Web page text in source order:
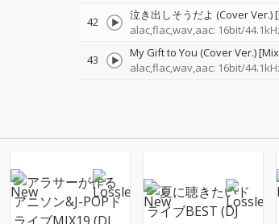
42 泣き出しそうだよ (Cover Ver.)
alac,flac,wav,aac: 16bit/
43 My Gift to You (Cover Ver.)
alac,flac,wav,aac: 16bit/